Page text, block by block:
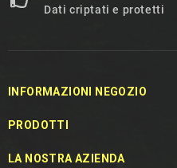
Dati criptati e protetti
INFORMAZIONI NEGOZIO
PRODOTTI
LA NOSTRA AZIENDA